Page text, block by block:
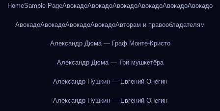
HomeSample PageАвокадоАвокадоАвокадоАвокадоАвокадоАвокадо
АвокадоАвокадоАвокадоАвокадоАвторам и правообладателям
Александр Дюма — Граф Монте-Кристо
Александр Дюма — Три мушкетёра
Александр Пушкин — Евгений Онегин
Александр Пушкин — Евгений Онегин